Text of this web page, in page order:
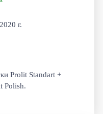
2020 г.
Prolit Standart +
Polish.